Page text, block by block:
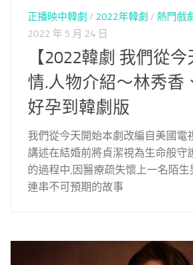
正播映中韓劇 / 2022年韓劇 / 熱門戲
2022 年 5 月 24 日
【2022韓劇 我們從
情.人物介紹～林秀香
好孕到韓劇版
我們從今天開始本劇改編自美國電
講述在結婚前將貞潔視為生命般守
的過程中,因醫療疏失懷上一名陌
連串不可預期的故事